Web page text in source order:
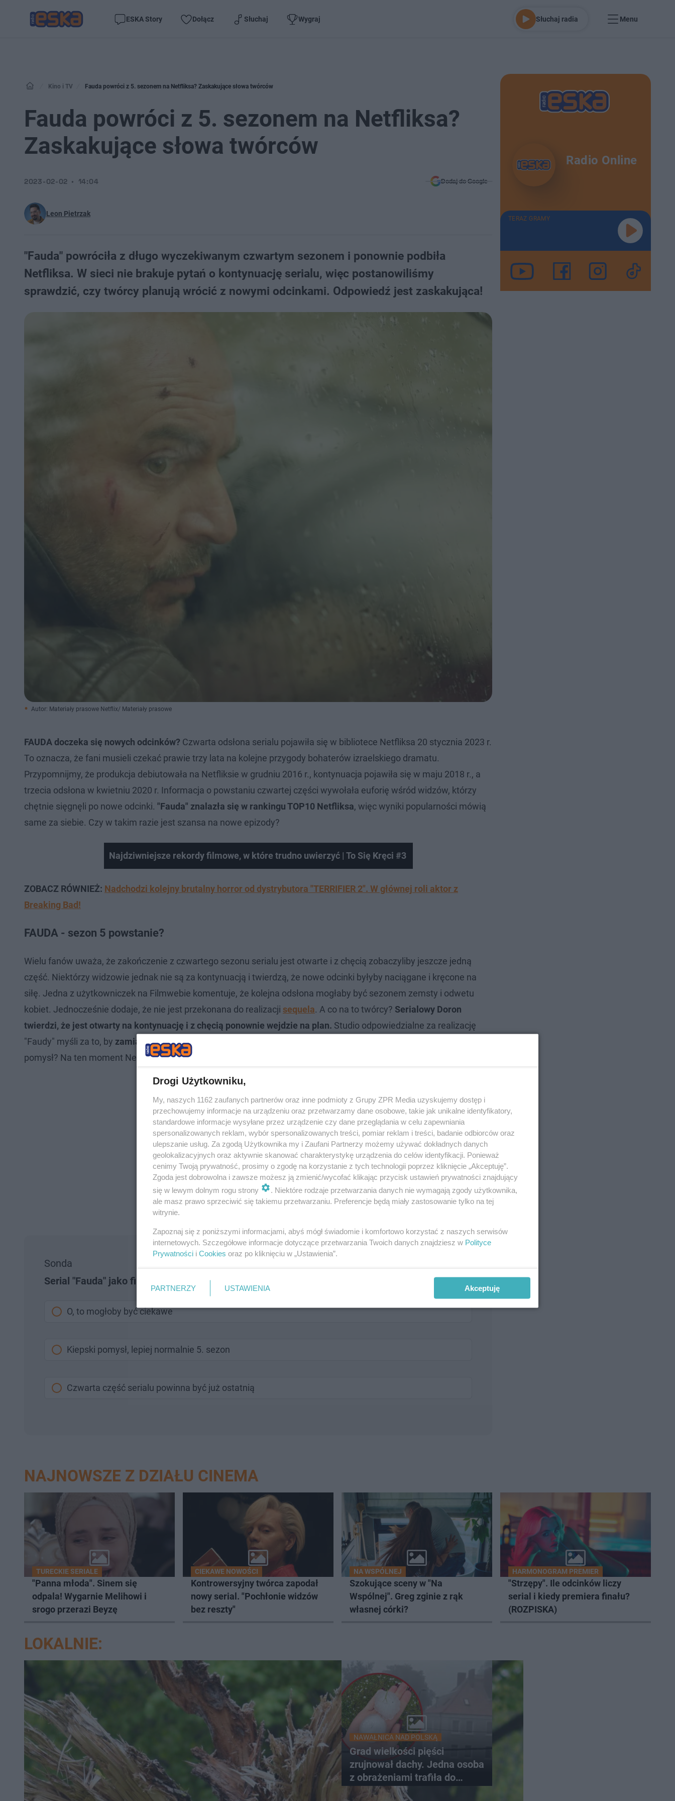
ESKA Story Dołącz Słuchaj Wygraj Słuchaj radia Menu
Kino i TV Fauda powróci z 5. sezonem na Netfliksa? Zaskakujące słowa twórców
Fauda powróci z 5. sezonem na Netfliksa?
Zaskakujące słowa twórców
Leon Pietrzak
2023-02-02 14:04 Dodaj do Google
"Fauda" powróciła z długo wyczekiwanym czwartym sezonem i ponownie podbiła
Netfliksa. W sieci nie brakuje pytań o kontynuację serialu, więc postanowiliśmy
sprawdzić, czy twórcy planują wrócić z nowymi odcinkami. Odpowiedź jest zaskakująca!
Autor: Materiały prasowe Netflix/ Materiały prasowe
FAUDA doczeka się nowych odcinków? Czwarta odsłona serialu pojawiła się w bibliotece Netfliksa 20 stycznia 2023 r.
To oznacza, że fani musieli czekać prawie trzy lata na kolejne przygody bohaterów izraelskiego dramatu.
Przypomnijmy, że produkcja debiutowała na Netfliksie w grudniu 2016 r., kontynuacja pojawiła się w maju 2018 r., a
trzecia odsłona w kwietniu 2020 r. Informacja o powstaniu czwartej części wywołała euforię wśród widzów, którzy
chętnie sięgnęli po nowe odcinki. "Fauda" znalazła się w rankingu TOP10 Netfliksa, więc wyniki popularności mówią
same za siebie. Czy w takim razie jest szansa na nowe epizody?
Najdziwniejsze rekordy filmowe, w które trudno uwierzyć | To Się Kręci #3
ZOBACZ RÓWNIEŻ: Nadchodzi kolejny brutalny horror od dystrybutora "TERRIFIER 2". W głównej roli aktor z
Breaking Bad!
FAUDA - sezon 5 powstanie?
Wielu fanów uważa, że zakończenie z czwartego sezonu serialu jest otwarte i z chęcią zobaczyliby jeszcze jedną
część. Niektórzy widzowie jednak nie są za kontynuacją i twierdzą, że nowe odcinki byłyby naciągane i kręcone na
siłę. Jedna z użytkowniczek na Filmwebie komentuje, że kolejna odsłona mogłaby być sezonem zemsty i odwetu
kobiet. Jednocześnie dodaje, że nie jest przekonana do realizacji sequela. A co na to twórcy? Serialowy Doron
twierdzi, że jest otwarty na kontynuację i z chęcią ponownie wejdzie na plan. Studio odpowiedzialne za realizację
"Faudy" myśli za to, by zamiast 5. sezonu nakręcić film i w ten sposób pożegnać się z serialem
pomysł? Na ten moment Netflix i stacja telewizyjna Yes Oh nie potwierdziły oficjalnie żadnych informacji.
Sonda
Serial "Fauda" jako film, to dobry pomysł?
O, to mogłoby być ciekawe
Kiepski pomysł, lepiej normalnie 5. sezon
Czwarta część serialu powinna być już ostatnią
Radio Online
TERAZ GRAMY
NAJNOWSZE Z DZIAŁU CINEMA
TURECKIE SERIALE
"Panna młoda". Sinem się
odpala! Wygarnie Melihowi i
srogo przerazi Beyzę
CIEKAWE NOWOŚCI
Kontrowersyjny twórca zapodał
nowy serial. "Pochłonie widzów
bez reszty"
NA WSPÓLNEJ
Szokujące sceny w "Na
Wspólnej". Greg zginie z rąk
własnej córki?
HARMONOGRAM PREMIER
"Strzępy". Ile odcinków liczy
serial i kiedy premiera finału?
(ROZPISKA)
LOKALNIE:
NAWAŁNICA NAD POLSKĄ
Grad wielkości pięści
zrujnował dachy. Jedna osoba
z obrażeniami trafiła do
szpitala
Drogi Użytkowniku,
My, naszych 1162 zaufanych partnerów oraz inne podmioty z Grupy ZPR Media uzyskujemy dostęp i
przechowujemy informacje na urządzeniu oraz przetwarzamy dane osobowe, takie jak unikalne identyfikatory,
standardowe informacje wysyłane przez urządzenie czy dane przeglądania w celu zapewniania
spersonalizowanych reklam, wybór spersonalizowanych treści, pomiar reklam i treści, badanie odbiorców oraz
ulepszanie usług. Za zgodą Użytkownika my i Zaufani Partnerzy możemy używać dokładnych danych
geolokalizacyjnych oraz aktywnie skanować charakterystykę urządzenia do celów identyfikacji. Ponieważ
cenimy Twoją prywatność, prosimy o zgodę na korzystanie z tych technologii poprzez kliknięcie „Akceptuję”.
Zgoda jest dobrowolna i zawsze możesz ją zmienić/wycofać klikając przycisk ustawień prywatności znajdujący
się w lewym dolnym rogu strony
. Niektóre rodzaje przetwarzania danych nie wymagają zgody użytkownika,
ale masz prawo sprzeciwić się takiemu przetwarzaniu. Preferencje będą miały zastosowanie tylko na tej
witrynie.
Zapoznaj się z poniższymi informacjami, abyś mógł świadomie i komfortowo korzystać z naszych serwisów
internetowych. Szczegółowe informacje dotyczące przetwarzania Twoich danych znajdziesz w Polityce
Prywatności i Cookies oraz po kliknięciu w „Ustawienia”.
PARTNERZY USTAWIENIA Akceptuję